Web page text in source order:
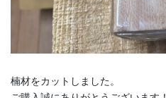
楠材をカットしました。